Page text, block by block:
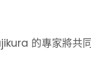
的專家將共